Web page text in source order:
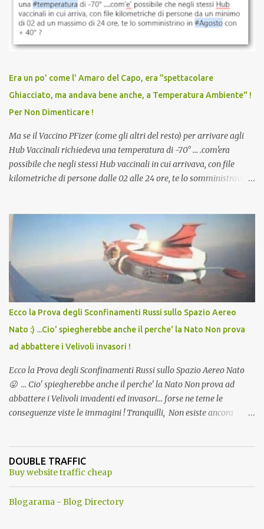
discriminazioni per coloro che non l’hanno fatto. Se non sei stato
vaccinato, nessuno aveva prima cercato di farti sentire una
persona cattiva. Non avevamo mai visto un vaccino che minacci le
vaccino usato per minacciare i mezzi di sussistenza, il lavoro o la
scuola. Non avevamo mai visto un vaccino che permettesse a un
dodicenne di ignorare il consenso dei genitori. Dopo tutti i vaccini
che abbiamo elencato sopra...
Era un po' come l' Amaro del Capo, era "spettacolare
Ghiacciato, ma andava bene anche, a Temperatura Ambiente" !
Per Non Dimenticare !
Ma se il Vaccino PFizer (come gli altri del resto) per arrivare agli
Hub Vaccinali richiedeva una temperatura di -70° ... .com'era
possibile che negli stessi Hub vaccinali in cui arrivava, con file
kilometriche di persone dalle 02 alle 24 ore, te lo somministravano
Vaccino come: l' Amaro del Capo, era "spettacolare Ghiacciato, ma
andava bene anche, a Temperatura Ambiente"! Riproponiamo
l'articolo per NON Dimenticare!
Ecco la Prova degli Sconfinamenti Russi sullo Spazio Aereo
Nato :) ...Cio' spiegherebbe anche il perche' la Nato Non prova
ad abbattere i Velivoli invasori !
Ecco la Prova degli Sconfinamenti Russi sullo Spazio Aereo Nato
😛 ... Cio' spiegherebbe anche il perche' la Nato Non prova ad
abbattere i Velivoli invadenti ed invasori... forse ne teme le
conseguenze viste le immagini ! Tranquilli, Non esiste ancora
ancora una fantasia Nato o forse una "False Flag", per provocare
una guerra mondiale che difficilmente da menti sane, potrebbe
DOUBLE TRAFFIC
Buy website traffic cheap
Blogarama - Blog Directory